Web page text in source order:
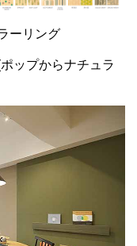
ーリング
ップからナチュラ